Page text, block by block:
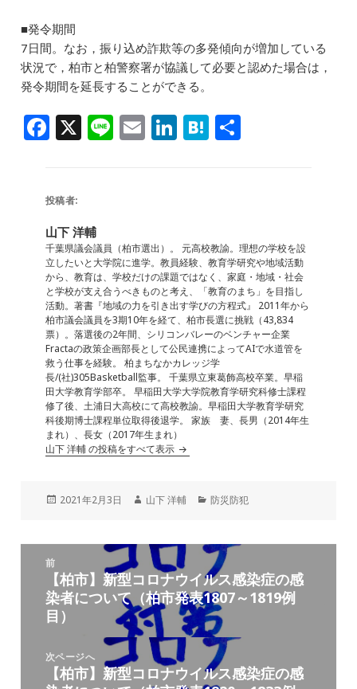
■発令期間
7日間。なお，振り込め詐欺等の多発傾向が増加している
状況で，柏市と柏警察署が協議して必要と認めた場合は，
発令期間を延長することができる。
F
e
b
o
o
k
X Li E Li
n
H
投稿者:
山下 洋輔
千葉県議会議員（柏市選出）。 元高校教諭。理想の学校を設
立したいと大学院に進学。教員経験、教育学研究や地域活動
から、教育は、学校だけの課題ではなく、家庭・地域・社会
と学校が支え合うべきものと考え、「教育のまち」を目指し
活動。著書『地域の力を引き出す学びの方程式』 2011年から
柏市議会議員を3期10年を経て、柏市長選に挑戦（43,834
票）。落選後の2年間、シリコンバレーのベンチャー企業
Fractaの政策企画部長として公民連携によってAIで水道管を
救う仕事を経験。 柏まちなかカレッジ学
長/(社)305Basketball監事。 千葉県立東葛飾高校卒業。早稲
田大学教育学部卒。 早稲田大学大学院教育学研究科修士課程
修了後、土浦日大高校にて高校教諭。早稲田大学教育学研究
科後期博士課程単位取得後退学。 家族 妻、長男（2014年生
まれ）、長女（2017年生まれ）
山下 洋輔 の投稿をすべて表示
投
2021年2月3日
作
山下 洋輔
カ
リ
ー
防災防犯
前
の
投
【柏市】新型コロナウイルス感染症の感
染者について（柏市発表1807～1819例
目）
次ページへ
【柏市】新型コロナウイルス感染症の感